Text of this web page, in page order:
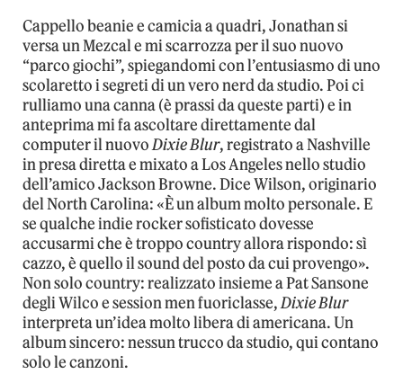
Cappello beanie e camicia a quadri, Jonathan si
versa un Mezcal e mi scarrozza per il suo nuovo
“parco giochi”, spiegandomi con l’entusiasmo di uno
scolaretto i segreti di un vero nerd da studio. Poi ci
rulliamo una canna (è prassi da queste parti) e in
anteprima mi fa ascoltare direttamente dal
computer il nuovoDixie Blur, registrato a Nashville
in presa diretta e mixato a Los Angeles nello studio
dell’amico Jackson Browne. Dice Wilson, originario
del North Carolina: «È un album molto personale. E
se qualche indie rocker sofisticato dovesse
accusarmi che è troppo country allora rispondo: sì
cazzo, è quello il sound del posto da cui provengo».
Non solo country: realizzato insieme a Pat Sansone
degli Wilco e session men fuoriclasse,Dixie Blur
interpreta un’idea molto libera di americana. Un
album sincero: nessun trucco da studio, qui contano
solo le canzoni.